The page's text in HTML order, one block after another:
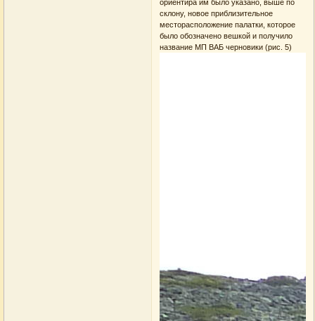
ориентира им было указано, выше по
склону, новое приблизительное
месторасположение палатки, которое
было обозначено вешкой и получило
название МП ВАБ черновики (рис. 5)